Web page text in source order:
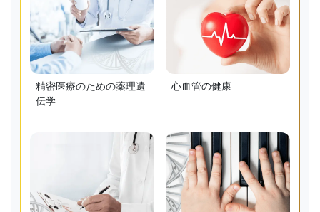
精密医療のための薬理遺
伝学
心血管の健康